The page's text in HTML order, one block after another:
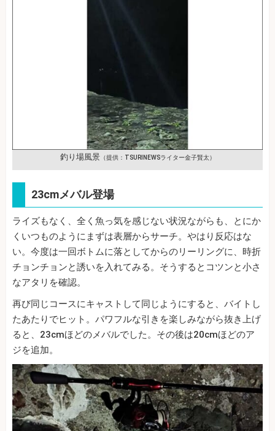
釣り場風景（提供：TSURINEWSライター金子賢太）
23cmメバル登場
ライズもなく、全く魚っ気を感じない状況ながらも、とにか
くいつものようにまずは表層からサーチ。やはり反応はな
い。今度は一回ボトムに落としてからのリーリングに、時折
チョンチョンと誘いを入れてみる。そうするとコツンと小さ
なアタリを確認。
再び同じコースにキャストして同じようにすると、バイトし
たあたりでヒット。パワフルな引きを楽しみながら抜き上げ
ると、23cmほどのメバルでした。その後は20cmほどのア
ジを追加。